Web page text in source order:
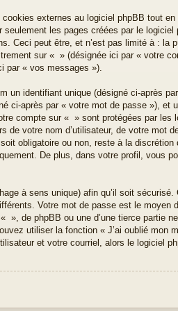
externes au logiciel phpBB tout
les pages créées par le
Ceci peut être, et n’est pas limité à : la
sur « » (désignée ici par « votre
par « vos messages »).
un identifiant unique (désigné ci-après
ci-après par « votre mot de passe »), et
compte sur « » sont protégées par
de votre nom d’utilisateur, de votre
soit obligatoire ou non, reste à la
De plus, dans votre profil, vous
à sens unique) afin qu’il soit
Votre mot de passe est le
», de phpBB ou une d’une tierce partie
utiliser la fonction « J’ai oublié mon
et votre courriel, alors le logiciel